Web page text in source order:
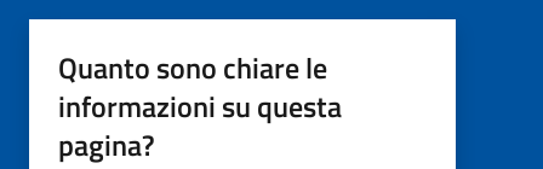
Quanto sono chiare le
informazioni su questa
pagina?